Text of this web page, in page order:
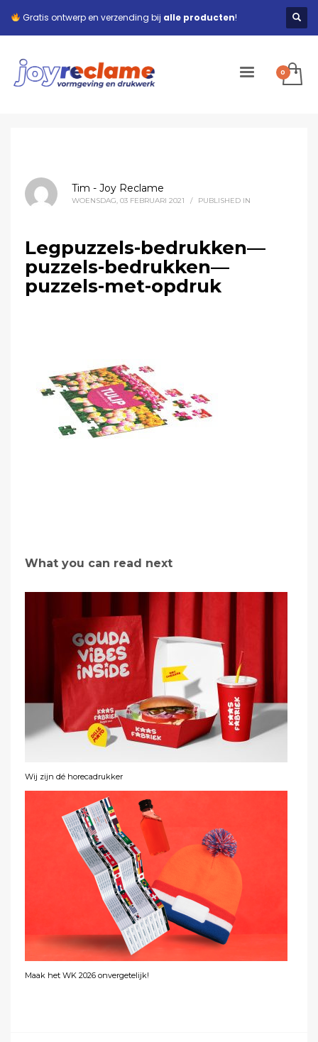
Gratis ontwerp en verzending bij alle producten!
Tim - Joy Reclame
WOENSDAG, 03 FEBRUARI 2021 / PUBLISHED IN
Legpuzzels-bedrukken—
puzzels-bedrukken—
puzzels-met-opdruk
What you can read next
Wij zijn dé horecadrukker
Maak het WK 2026 onvergetelijk!